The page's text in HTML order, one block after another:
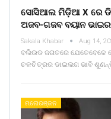
ସୋସିଆଲ ମିଡ଼ିଆ X ରେ
ଅଜବ-ଗଜବ ବୟାନ
Sakala Khabar Aug 14,
ବଲିଉଡ ଜଗତରେ ଯେତେବେଳେ
ଚଳଚିତ୍ରର ଡାଇଲଗ ଭାବି
ମନୋରଞ୍ଜନ